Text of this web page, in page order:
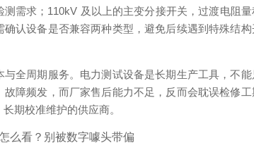
测需求；110kV 及以上的主变分接开关，过渡电阻
确认设备是否兼容两种类型，避免后续遇到特殊结
与全周期服务。电力测试设备是长期生产工具，不
故障频发，而厂家售后能力不足，反而会耽误检修
期校准维护的供应商。
么看？别被数字噱头带偏